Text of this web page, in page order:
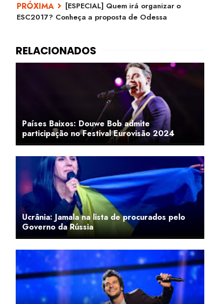
[ESPECIAL] Quem irá organizar o
ESC2017? Conheça a proposta de Odessa
Países Baixos: Douwe Bob admite
participação no Festival Eurovisão 2024
Ucrânia: Jamala na lista de procurados pelo
Governo da Rússia